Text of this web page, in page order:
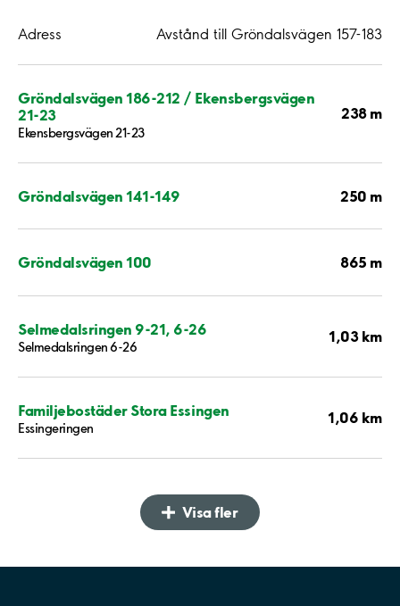
Adress Avstånd till Gröndalsvägen 157-183
Gröndalsvägen 186-212 / Ekensbergsvägen
21-23
Ekensbergsvägen 21-23
238 m
Gröndalsvägen 141-149 250 m
Gröndalsvägen 100 865 m
Selmedalsringen 9-21, 6-26
Selmedalsringen 6-26
1,03 km
Familjebostäder Stora Essingen
Essingeringen
1,06 km
Visa fler